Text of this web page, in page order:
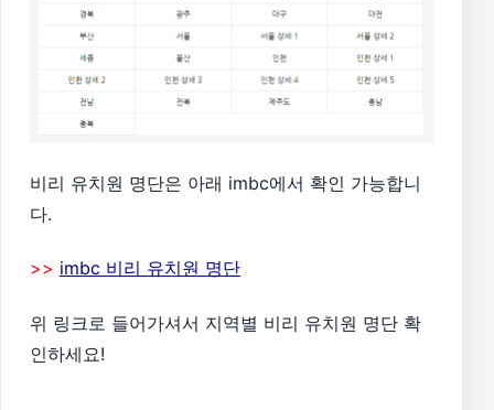
비리 유치원 명단은 아래 imbc에서 확인 가능합니
다.
>> imbc 비리 유치원 명단
위 링크로 들어가셔서 지역별 비리 유치원 명단 확
인하세요!